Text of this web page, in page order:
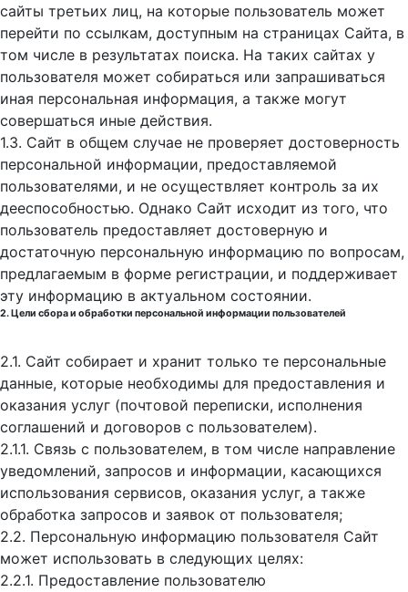
сайты третьих лиц, на которые пользователь может
перейти по ссылкам, доступным на страницах Сайта, в
том числе в результатах поиска. На таких сайтах у
пользователя может собираться или запрашиваться
иная персональная информация, а также могут
совершаться иные действия.
1.3. Сайт в общем случае не проверяет достоверность
персональной информации, предоставляемой
пользователями, и не осуществляет контроль за их
дееспособностью. Однако Сайт исходит из того, что
пользователь предоставляет достоверную и
достаточную персональную информацию по вопросам,
предлагаемым в форме регистрации, и поддерживает
эту информацию в актуальном состоянии.
2. Цели сбора и обработки персональной информации пользователей
2.1. Сайт собирает и хранит только те персональные
данные, которые необходимы для предоставления и
оказания услуг (почтовой переписки, исполнения
соглашений и договоров с пользователем).
2.1.1. Связь с пользователем, в том числе направление
уведомлений, запросов и информации, касающихся
использования сервисов, оказания услуг, а также
обработка запросов и заявок от пользователя;
2.2. Персональную информацию пользователя Сайт
может использовать в следующих целях:
2.2.1. Предоставление пользователю